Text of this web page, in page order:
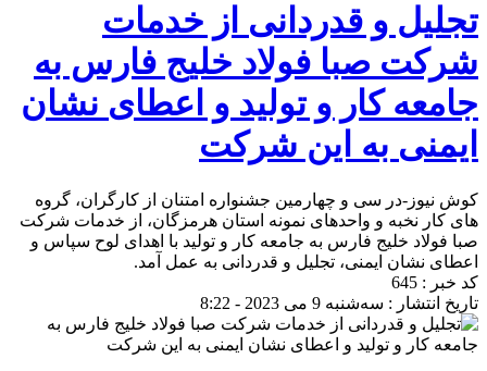
تجلیل و قدردانی از خدمات
شرکت صبا فولاد خلیج فارس به
جامعه کار و تولید و اعطای نشان
ایمنی به این شرکت
کوش نیوز-در سی و چهارمین جشنواره امتنان از کارگران، گروه
های کار نخبه و واحدهای نمونه استان هرمزگان، از خدمات شرکت
صبا فولاد خلیج فارس به جامعه کار و تولید با اهدای لوح سپاس و
اعطای نشان ایمنی، تجلیل و قدردانی به عمل آمد.
کد خبر : 645
تاریخ انتشار : سه‌شنبه 9 می 2023 - 8:22